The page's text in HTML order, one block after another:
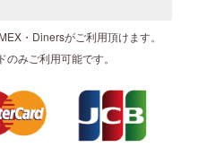
・Dinersがご利用頂けます。
みご利用可能です。